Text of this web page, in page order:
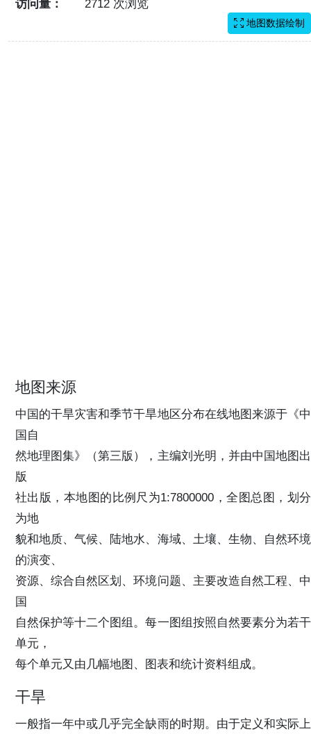
访问量： 2712 次浏览
地图数据绘制
地图来源
中国的干旱灾害和季节干旱地区分布在线地图来源于《中
国自
然地理图集》（第三版），主编刘光明，并由中国地图出
版
社出版，本地图的比例尺为1:7800000，全图总图，划分
为地
貌和地质、气候、陆地水、海域、土壤、生物、自然环境
的演变、
资源、综合自然区划、环境问题、主要改造自然工程、中
国
自然保护等十二个图组。每一图组按照自然要素分为若干
单元，
每个单元又由几幅地图、图表和统计资料组成。
干旱
一般指一年中或几乎完全缺雨的时期。由于定义和实际上